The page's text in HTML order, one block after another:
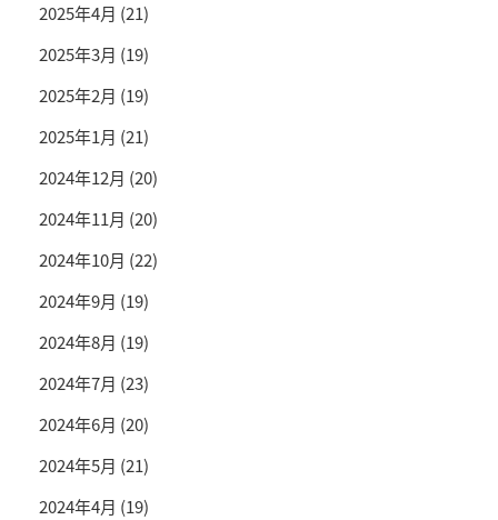
2025年4月 (21)
2025年3月 (19)
2025年2月 (19)
2025年1月 (21)
2024年12月 (20)
2024年11月 (20)
2024年10月 (22)
2024年9月 (19)
2024年8月 (19)
2024年7月 (23)
2024年6月 (20)
2024年5月 (21)
2024年4月 (19)